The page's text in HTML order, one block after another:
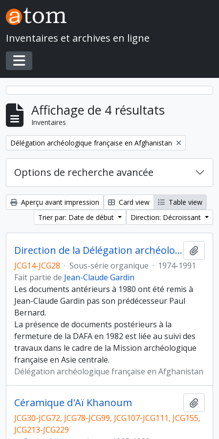
Skip to main content
Inventaires et archives en ligne
Toggle navigation
Affichage de 4 résultats
Inventaires
Remove filter:
Délégation archéologique française en Afghanistan
Options de recherche avancée
Aperçu avant impression Card view
Table view
Trier par: Date de début
Direction: Décroissant
Direction de la Délégation archéologique française en Afghanistan entre 1980 et 1982
JCG14-JCG28 · Sous-série organique · 1974-1991
Fait partie de Jean-Claude Gardin
Les documents antérieurs à 1980 ont été remis à
Jean-Claude Gardin pas son prédécesseur Paul
Bernard.
La présence de documents postérieurs à la
fermeture de la DAFA en 1982 est liée au suivi des
travaux dans le cadre de la Mission archéologique
française en Asie centrale.
Délégation archéologique française en Afghanistan
Céramique d'Aï Khanoum
JCG30-JCG72, JCG78-JCG99, JCG107-JCG111, JCG155,
JCG213-JCG229